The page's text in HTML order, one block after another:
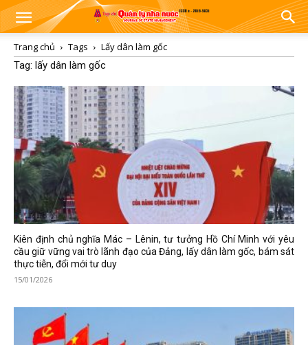
Trang chủ Tags
Lấy dân làm gốc
Tag: lấy dân làm gốc
Kiên định chủ nghĩa Mác – Lênin, tư tưởng Hồ Chí Minh với yêu
cầu giữ vững vai trò lãnh đạo của Đảng, lấy dân làm gốc, bám sát
thực tiễn, đổi mới tư duy
15/01/2026